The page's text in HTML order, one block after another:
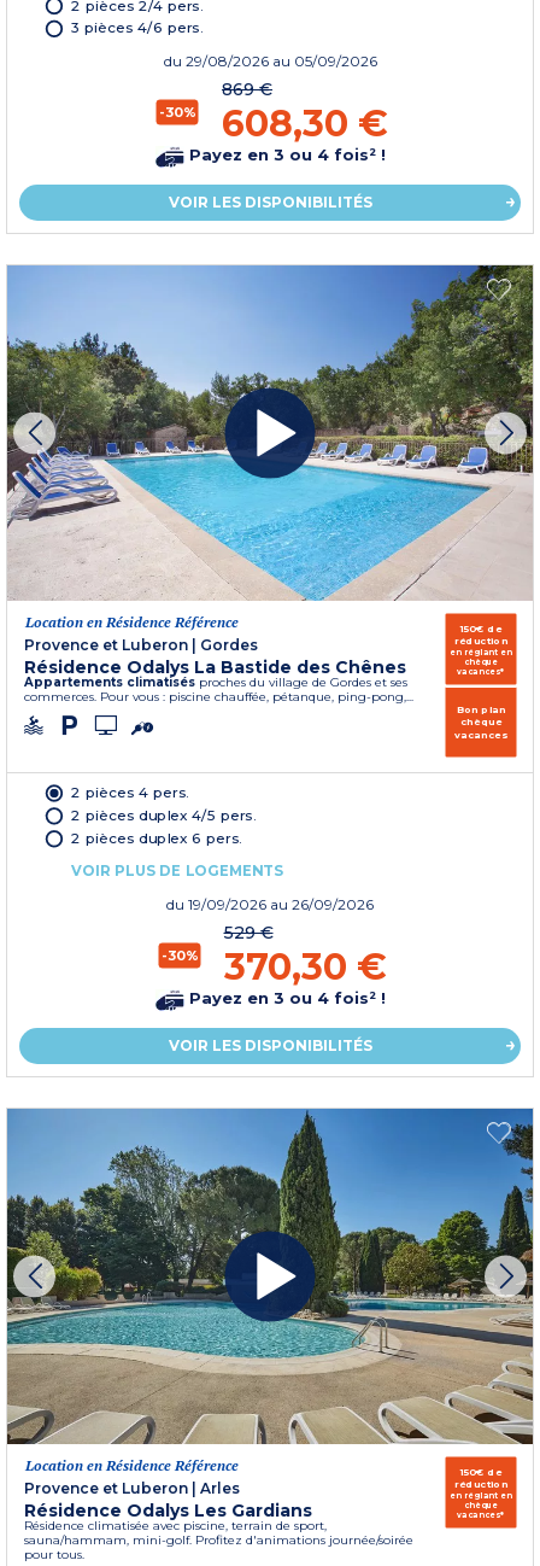
2 pièces 2/4 pers.
3 pièces 4/6 pers.
du 29/08/2026 au 05/09/2026
-30%
869 €
608,30 €
Payez en 3 ou 4 fois² !
VOIR LES DISPONIBILITÉS
Location en Résidence Référence
Provence et Luberon
Gordes
Résidence Odalys La Bastide des Chênes
Appartements climatisés proches du village de Gordes et ses
commerces. Pour vous : piscine chauffée, pétanque, ping-pong,...
150€ de
réduction
en réglant en
chèque
vacances*
Bon plan
chèque
vacances
2 pièces 4 pers.
2 pièces duplex 4/5 pers.
2 pièces duplex 6 pers.
VOIR PLUS DE LOGEMENTS
du 19/09/2026 au 26/09/2026
-30%
529 €
370,30 €
Payez en 3 ou 4 fois² !
VOIR LES DISPONIBILITÉS
Location en Résidence Référence
Provence et Luberon
Arles
Résidence Odalys Les Gardians
Résidence climatisée avec piscine, terrain de sport,
sauna/hammam, mini-golf. Profitez d'animations journée/soirée
pour tous.
150€ de
réduction
en réglant en
chèque
vacances*